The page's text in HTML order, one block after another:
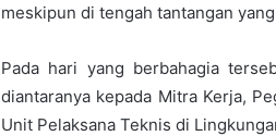
meskipun di tengah tantangan yang
Pada hari yang berbahagia
diantaranya kepada Mitra Kerja,
Unit Pelaksana Teknis di